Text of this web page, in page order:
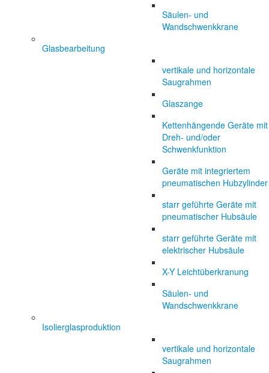
Säulen- und
Wandschwenkkrane
Glasbearbeitung
vertikale und horizontale
Saugrahmen
Glaszange
Kettenhängende Geräte mit
Dreh- und/oder
Schwenkfunktion
Geräte mit integriertem
pneumatischen Hubzylinder
starr geführte Geräte mit
pneumatischer Hubsäule
starr geführte Geräte mit
elektrischer Hubsäule
X-Y Leichtüberkranung
Säulen- und
Wandschwenkkrane
Isolierglasproduktion
vertikale und horizontale
Saugrahmen